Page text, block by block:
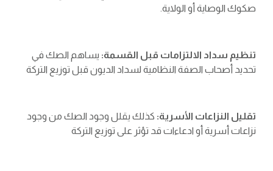
صكوك الوصاية أو الولاية.
تنظيم سداد الالتزامات قبل القسمة: يساهم الصك في
تحديد أصحاب الصفة النظامية لسداد الديون قبل توزيع التركة
تقليل النزاعات الأسرية: كذلك يقلل وجود الصك من وجود
نزاعات أسرية أو ادعاءات قد تؤثر على توزيع التركة